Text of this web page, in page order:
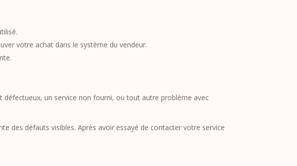
votre achat dans le système du vendeur.
un service non fourni, ou tout autre problème avec
des défauts visibles. Après avoir essayé de contacter votre service